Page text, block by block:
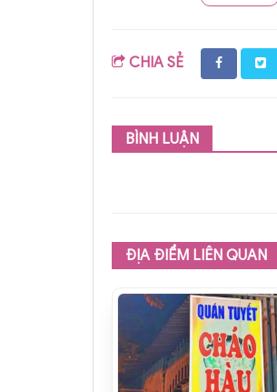
CHIA SẺ
BÌNH LUẬN
ĐỊA ĐIỂM LIÊN QUAN